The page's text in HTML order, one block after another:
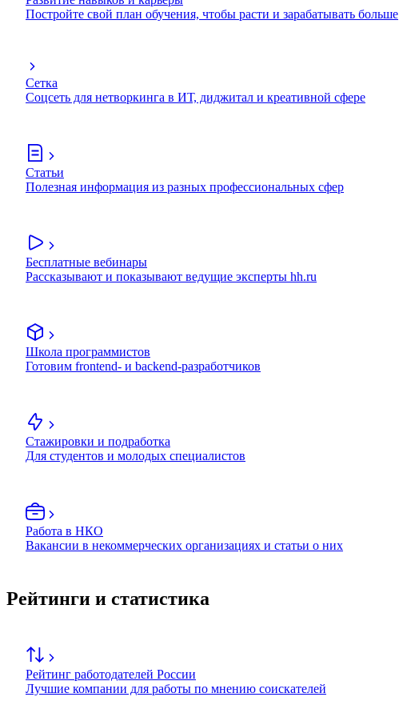
Постройте свой план обучения, чтобы расти и зарабатывать больше
Сетка
Соцсеть для нетворкинга в ИТ, диджитал и креативной сфере
Статьи
Полезная информация из разных профессиональных сфер
Бесплатные вебинары
Рассказывают и показывают ведущие эксперты hh.ru
Школа программистов
Готовим frontend- и backend-разработчиков
Стажировки и подработка
Для студентов и молодых специалистов
Работа в НКО
Вакансии в некоммерческих организациях и статьи о них
Рейтинги и статистика
Рейтинг работодателей России
Лучшие компании для работы по мнению соискателей